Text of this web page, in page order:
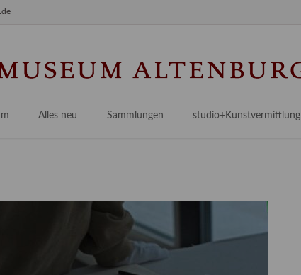
/ Praxisprojekt
Alles neu
Provenienzforschung
Kulturelle Vermittlung
Länderübergreifende kulturtouristische Ziele
Sammlungen
Malerei 17.–19. Jh.
Deutsche Malerei 20./21. Jh.
Grafische Sammlung
studio+Kunstvermittlung
Angebote für Erwachsene
Angebote für Kitas